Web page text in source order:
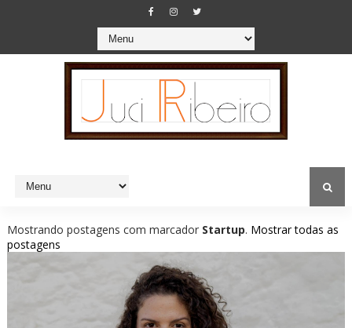
Mostrando postagens com marcador Startup. Mostrar todas as
postagens